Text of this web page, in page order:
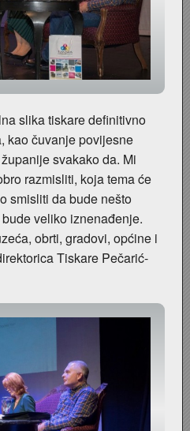
1939.
čavala Mustad-Karlovac
na Korzu
13. lipnja 1965. godine
kamp
Price - Karlovačka tiskara
- Le Cinema
doma
1988. godine
Trojanski konj (epizoda)
- 1998.
1995.
- ratne godine
- 1991.
(Kopf) - utemeljen 1924.
zbornica - Igor Mihelić
Josip Žunić
RAZGLEDNICE
Nogomet
Dubowatz - RENDERI
Karlovca, kolekcionar, novinar i
slika tiskare definitivno
kao čuvanje povijesne
svakako da. Mi
razmisliti, koja tema će
smisliti da bude nešto
veliko iznenađenje.
obrti, gradovi, općine i
Tiskare Pečarić-